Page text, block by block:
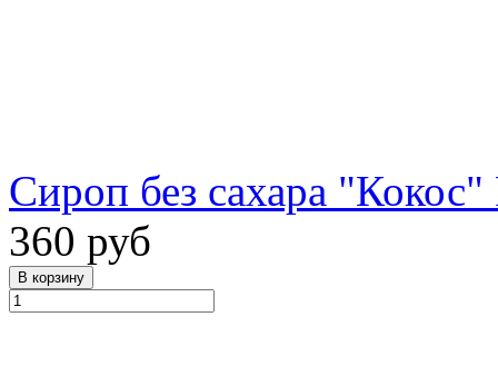
Сироп без сахара
360 руб